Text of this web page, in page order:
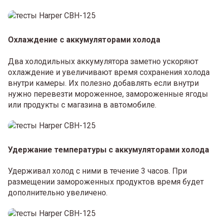
Охлаждение с аккумуляторами холода
Два холодильных аккумулятора заметно ускоряют
охлаждение и увеличивают время сохранения холода
внутри камеры. Их полезно добавлять если внутри
нужно перевезти мороженное, замороженные ягоды
или продукты с магазина в автомобиле.
Удержание температуры с аккумуляторами холода
Удерживал холод с ними в течение 3 часов. При
размещении замороженных продуктов время будет
дополнительно увеличено.